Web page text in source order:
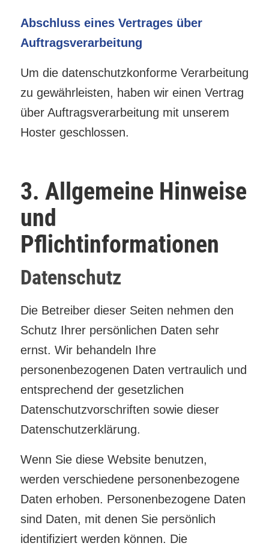
Abschluss eines Vertrages über
Auftragsverarbeitung
Um die datenschutzkonforme Verarbeitung
zu gewährleisten, haben wir einen Vertrag
über Auftragsverarbeitung mit unserem
Hoster geschlossen.
3. Allgemeine Hinweise
und
Pflichtinformationen
Datenschutz
Die Betreiber dieser Seiten nehmen den
Schutz Ihrer persönlichen Daten sehr
ernst. Wir behandeln Ihre
personenbezogenen Daten vertraulich und
entsprechend der gesetzlichen
Datenschutzvorschriften sowie dieser
Datenschutzerklärung.
Wenn Sie diese Website benutzen,
werden verschiedene personenbezogene
Daten erhoben. Personenbezogene Daten
sind Daten, mit denen Sie persönlich
identifiziert werden können. Die